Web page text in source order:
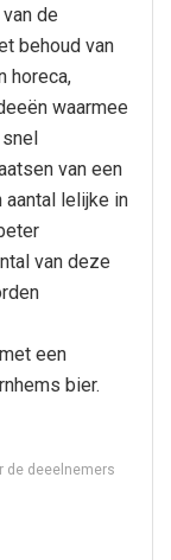
de
behoud van
horeca,
waarmee
van een
aantal lelijke in
van deze
een
bier.
de deeelnemers